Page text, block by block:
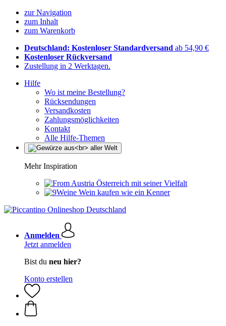
zur Navigation
zum Inhalt
zum Warenkorb
Deutschland: Kostenloser Standardversand ab 54,90 €
Kostenloser Rückversand
Zustellung in 2 Werktagen.
Hilfe
Wo ist meine Bestellung?
Rücksendungen
Versandkosten
Zahlungsmöglichkeiten
Kontakt
Alle Hilfe-Themen
Mehr Inspiration
Österreich mit seiner Vielfalt
Wein kaufen wie ein Kenner
Anmelden
Jetzt anmelden
Bist du neu hier?
Konto erstellen